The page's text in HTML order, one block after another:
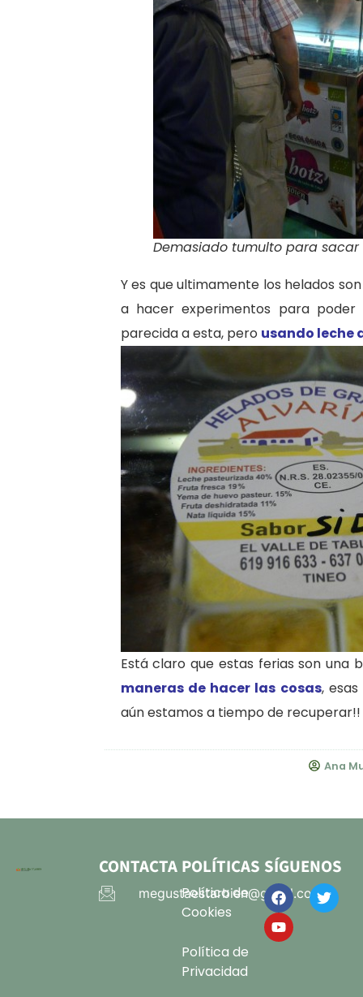
Demasiado tumulto para
Y es que ultimamente los helados
a hacer experimentos para poder
parecida a esta, pero usando leche
Está claro que estas ferias son una
maneras de hacer las cosas,
aún estamos a tiempo de recuperar!!
Ana
CONTACTA
megustaestarbien@gmail.com
POLÍTICAS
Política de
Cookies
Política de
Privacidad
SÍGUENOS